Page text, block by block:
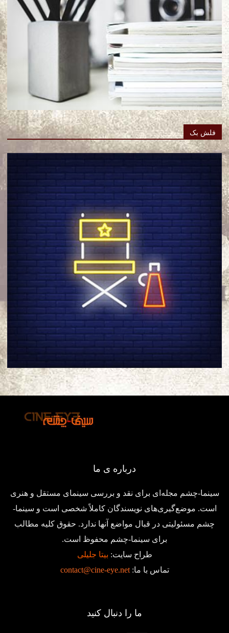
فلش بک
درباره ی ما
سینما-چشم مجله‌ای برای نقد و بررسی سینمای مستقل و هنری
است. موضع‌گیری‌های نویسندگان کاملاً شخصی است و سینما-
چشم مسئولیتی در قبال مواضع آنها ندارد. حقوق کلیه مطالب
برای سینما-چشم محفوظ است.
طراح سایت: بیتا جلیلی
تماس با ما:contact@cine-eye.net
ما را دنبال کنید